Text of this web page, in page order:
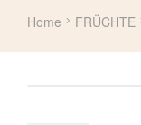
Home FRÜCHTE